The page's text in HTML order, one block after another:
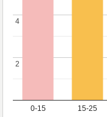
0-15 15-25
2
2
4
4